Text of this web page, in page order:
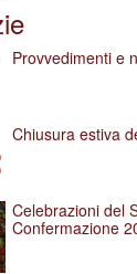
Provvedimenti e
Chiusura estiva
Celebrazioni del
Confermazione